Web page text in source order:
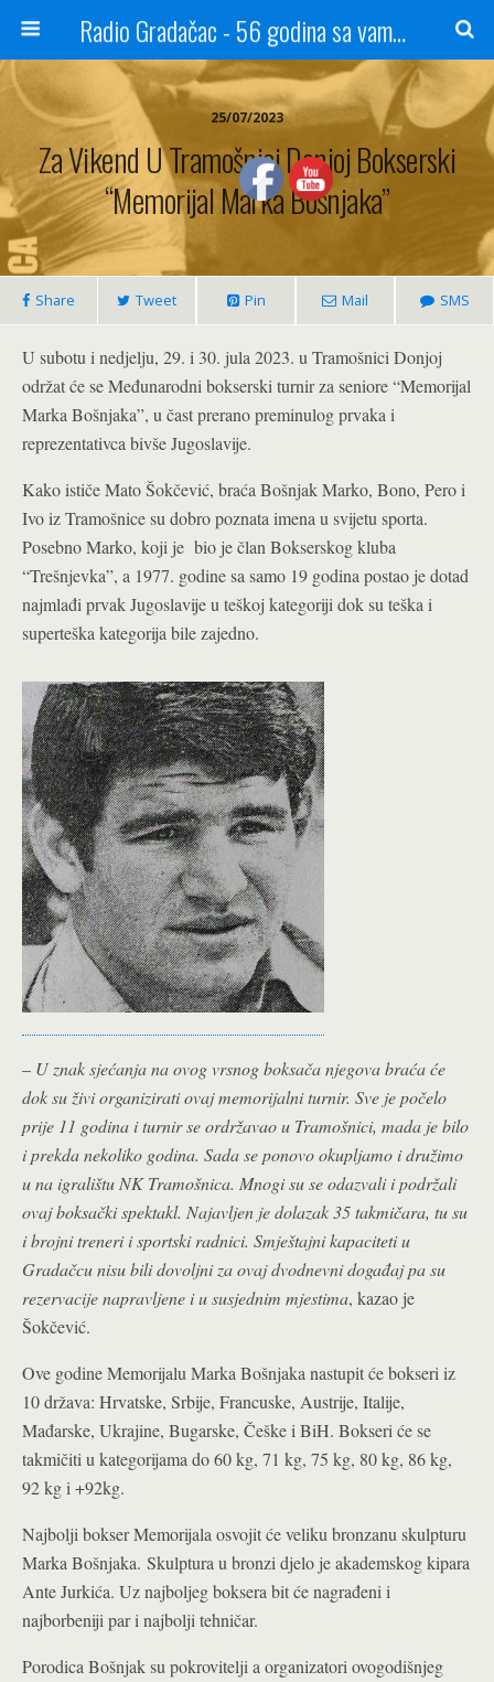
Radio Gradačac - 56 godina sa vama...
25/07/2023
Za Vikend U Tramošnici Donjoj Bokserski
“Memorijal Marka Bošnjaka”
Share Tweet Pin Mail SMS
U subotu i nedjelju, 29. i 30. jula 2023. u Tramošnici Donjoj
održat će se Međunarodni bokserski turnir za seniore “Memorijal
Marka Bošnjaka”, u čast prerano preminulog prvaka i
reprezentativca bivše Jugoslavije.
Kako ističe Mato Šokčević, braća Bošnjak Marko, Bono, Pero i
Ivo iz Tramošnice su dobro poznata imena u svijetu sporta.
Posebno Marko, koji je bio je član Bokserskog kluba
“Trešnjevka”, a 1977. godine sa samo 19 godina postao je dotad
najmlađi prvak Jugoslavije u teškoj kategoriji dok su teška i
superteška kategorija bile zajedno.
– U znak sjećanja na ovog vrsnog boksača njegova braća će
dok su živi organizirati ovaj memorijalni turnir. Sve je počelo
prije 11 godina i turnir se ordržavao u Tramošnici, mada je bilo
i prekda nekoliko godina. Sada se ponovo okupljamo i družimo
u na igralištu NK Tramošnica. Mnogi su se odazvali i podržali
ovaj boksački spektakl. Najavljen je dolazak 35 takmičara, tu su
i brojni treneri i sportski radnici. Smještajni kapaciteti u
Gradačcu nisu bili dovoljni za ovaj dvodnevni događaj pa su
rezervacije napravljene i u susjednim mjestima, kazao je
Šokčević.
Ove godine Memorijalu Marka Bošnjaka nastupit će bokseri iz
10 država: Hrvatske, Srbije, Francuske, Austrije, Italije,
Mađarske, Ukrajine, Bugarske, Češke i BiH. Bokseri će se
takmičiti u kategorijama do 60 kg, 71 kg, 75 kg, 80 kg, 86 kg,
92 kg i +92kg.
Najbolji bokser Memorijala osvojit će veliku bronzanu skulpturu
Marka Bošnjaka. Skulptura u bronzi djelo je akademskog kipara
Ante Jurkića. Uz najboljeg boksera bit će nagrađeni i
najborbeniji par i najbolji tehničar.
Porodica Bošnjak su pokrovitelji a organizatori ovogodišnjeg